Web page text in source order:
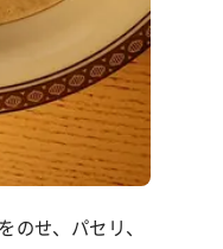
のせ、パセリ、